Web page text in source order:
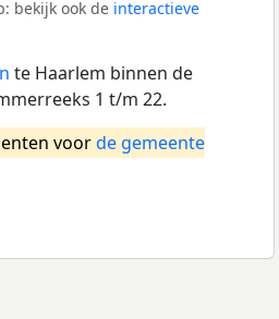
bekijk ook de interactieve
te Haarlem binnen de
1 t/m 22.
voorde gemeente